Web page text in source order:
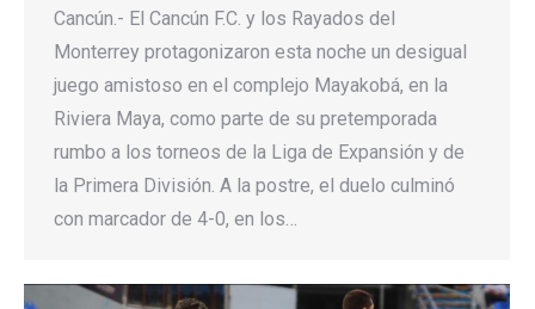
Cancún.- El Cancún F.C. y los Rayados del
Monterrey protagonizaron esta noche un desigual
juego amistoso en el complejo Mayakobá, en la
Riviera Maya, como parte de su pretemporada
rumbo a los torneos de la Liga de Expansión y de
la Primera División. A la postre, el duelo culminó
con marcador de 4-0, en los…